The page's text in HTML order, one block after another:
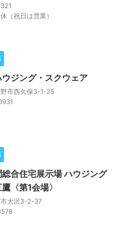
（祝日は営業）
ジング・スクウェア
市西久保3-1-25
合住宅展示場 ハウジング
〈第1会場〉
大沢3-2-37